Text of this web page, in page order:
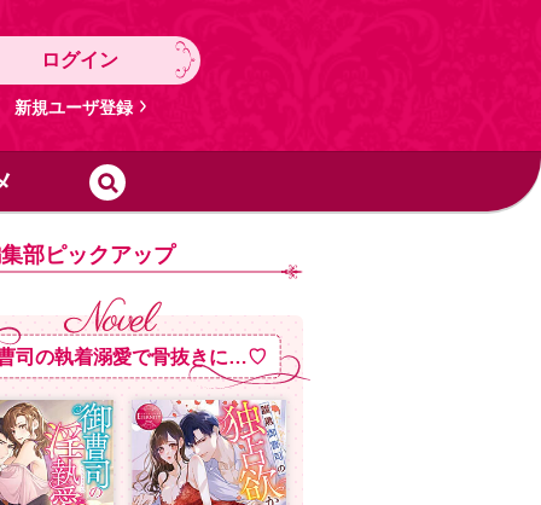
ログイン
新規ユーザ登録
部ピックアップ
司の執着溺愛で骨抜きに…♡